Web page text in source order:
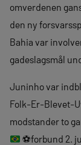
omverdenen
den ny
Bahia var
gadeslagsmål
Juninho var
Folk-Er-Blevet-
modstander to
⚽️forbund 2.